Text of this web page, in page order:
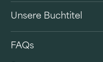
Unsere Buchtitel
FAQs